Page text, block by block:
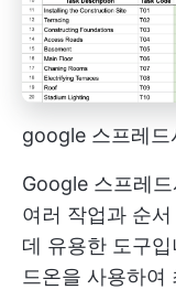
google 스프레드
Google 스프레
여러 작업과 순
데 유용한 도구
드온을 사용하여